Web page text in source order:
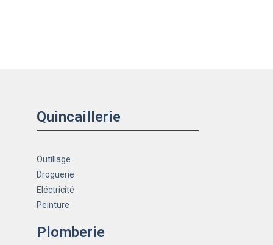
Quincaillerie
Outillage
Droguerie
Eléctricité
Peinture
Plomberie